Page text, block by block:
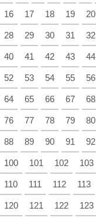
16 17 18 19 20
28 29 30 31 32
40 41 42 43 44
52 53 54 55 56
64 65 66 67 68
76 77 78 79 80
88 89 90 91 92
100 101 102 103
110 111 112 113
120 121 122 123